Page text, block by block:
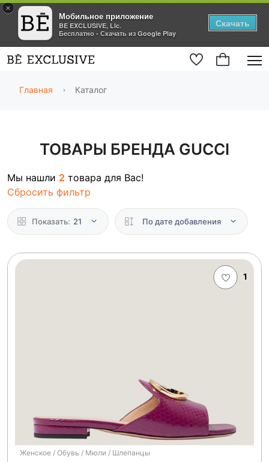
×
Мобильное приложение
BE EXCLUSIVE, Llc.
Бесплатно - Скачать из Google Play
Скачать
Главная Каталог
ТОВАРЫ БРЕНДА GUCCI
Мы нашли 2 товара для Вас!
Сбросить фильтр
Показать: 21 По дате добавления
1
Женское / Обувь / Мюли / Шлепанцы